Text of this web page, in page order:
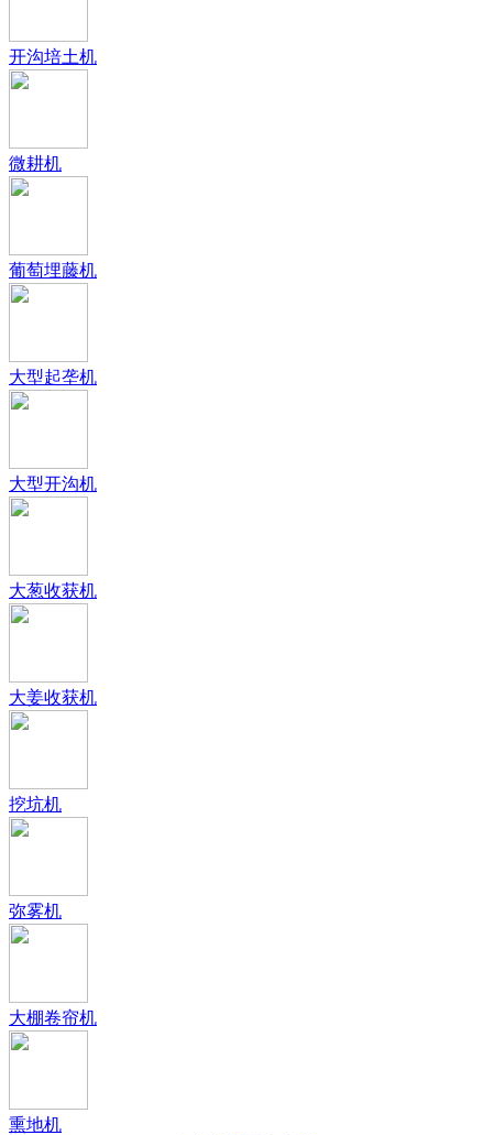
开沟培土机
微耕机
葡萄埋藤机
大型起垄机
大型开沟机
大葱收获机
大姜收获机
挖坑机
弥雾机
大棚卷帘机
熏地机